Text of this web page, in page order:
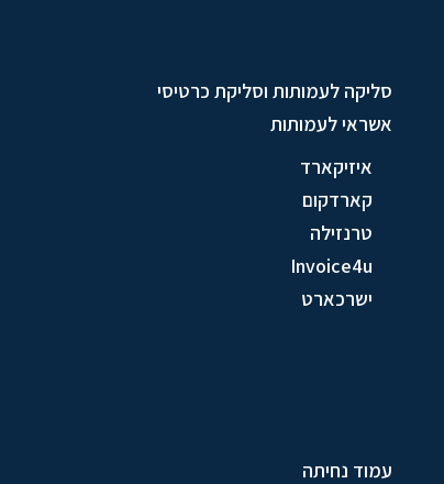
סליקה לעמותות וסליקת כרטיסי
אשראי לעמותות
איזיקארד
קארדקום
טרנזילה
Invoice4u
ישרכארט
עמוד נחיתה